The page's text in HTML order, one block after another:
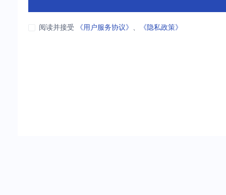
阅读并接受 《用户服务协议》 、 《隐私政策》